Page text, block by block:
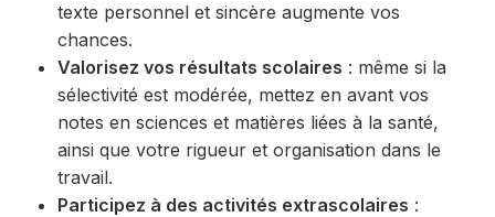
texte personnel et sincère augmente vos
chances.
Valorisez vos résultats scolaires : même si la
sélectivité est modérée, mettez en avant vos
notes en sciences et matières liées à la santé,
ainsi que votre rigueur et organisation dans le
travail.
Participez à des activités extrascolaires :